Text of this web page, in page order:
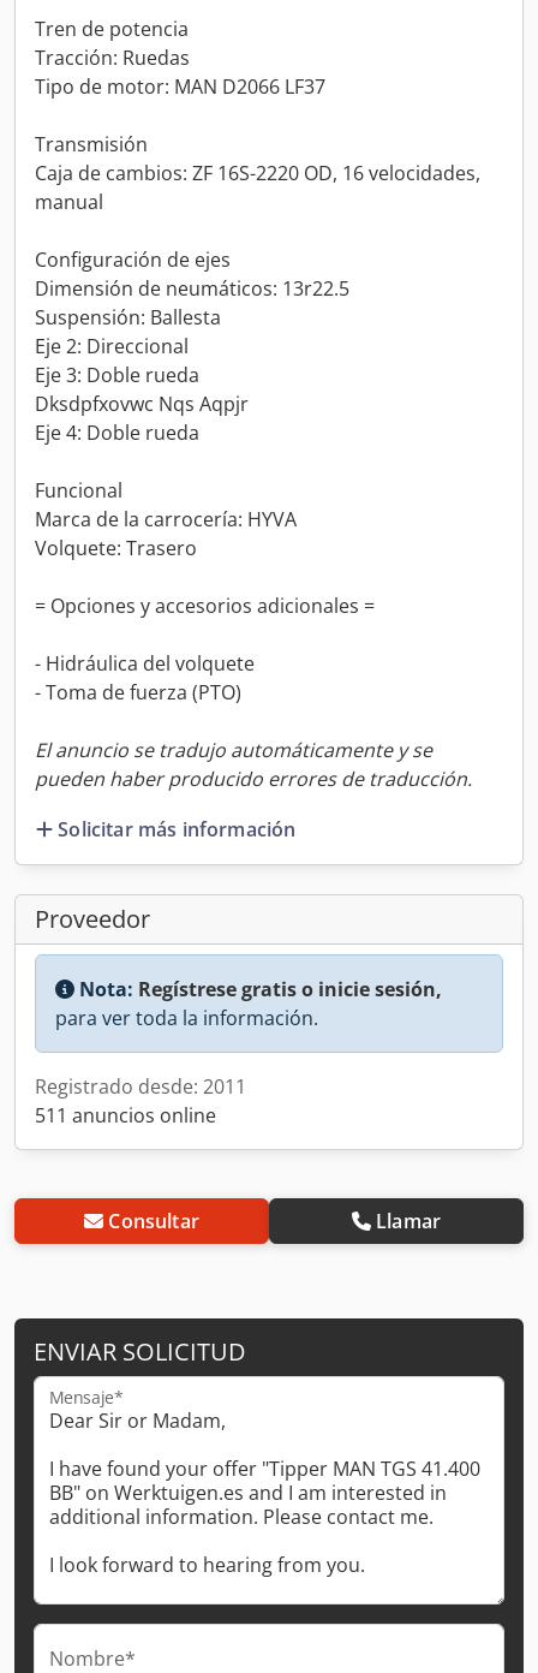
Tren de potencia
Tracción: Ruedas
Tipo de motor: MAN D2066 LF37
Transmisión
Caja de cambios: ZF 16S-2220 OD, 16 velocidades,
manual
Configuración de ejes
Dimensión de neumáticos: 13r22.5
Suspensión: Ballesta
Eje 2: Direccional
Eje 3: Doble rueda
Dksdpfxovwc Nqs Aqpjr
Eje 4: Doble rueda
Funcional
Marca de la carrocería: HYVA
Volquete: Trasero
= Opciones y accesorios adicionales =
- Hidráulica del volquete
- Toma de fuerza (PTO)
El anuncio se tradujo automáticamente y se
pueden haber producido errores de traducción.
Solicitar más información
Proveedor
Nota: Regístrese gratis o inicie sesión,
para ver toda la información.
Registrado desde: 2011
511 anuncios online
Consultar Llamar
ENVIAR SOLICITUD
Mensaje*
Nombre*